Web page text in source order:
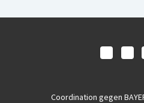
Coordination gegen